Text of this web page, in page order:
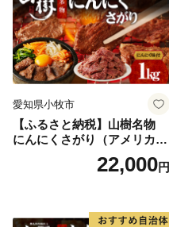
愛知県小牧市
【ふるさと納税】山樹名物
にんにくさがり（アメリカ産
22,000円